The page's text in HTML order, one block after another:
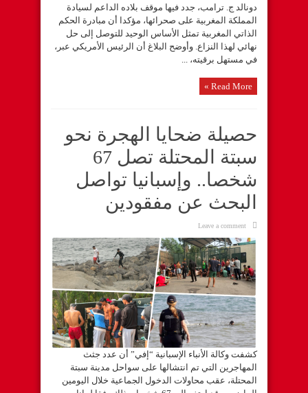
دونالد ج. ترامب، جدد فيها موقف بلاده الداعم لسيادة
المملكة المغربية على صحرائها، مؤكدا أن مبادرة الحكم
الذاتي المغربية تمثل الأساس الوحيد للتوصل إلى حل
نهائي لهذا النزاع. وأوضح البلاغ أن الرئيس الأمريكي عبر،
في مستهل برقيته، ...
Read More »
حصيلة ضحايا الهجرة نحو
سبتة المحتلة تصل 67
شخصا.. وإسبانيا تواصل
البحث عن مفقودين
Leave a comment
كشفت وكالة الأنباء الإسبانية “إفي” أن عدد جثث
المهاجرين التي تم انتشالها على سواحل مدينة سبتة
المحتلة، عقب محاولات الدخول الجماعية خلال اليومين